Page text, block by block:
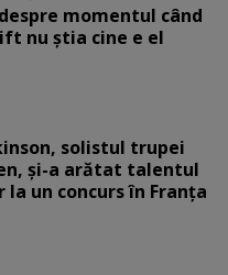
momentul când
nu știa cine e el
solistul trupei
şi-a arătat talentul
la un concurs în Franţa